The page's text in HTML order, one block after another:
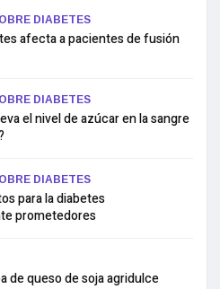
DIABETES
afecta a pacientes de fusión
DIABETES
el nivel de azúcar en la sangre
DIABETES
para la diabetes
prometedores
de queso de soja agridulce